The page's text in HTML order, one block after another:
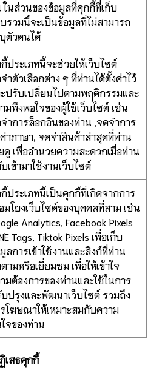
ในส่วนของข้อมูลที่คุกกี้ที่เก็บ
รวมนี้จะเป็นข้อมูลที่ไม่สามารถ
ตัวตนได้
ประเภทนี้จะช่วยให้เว็บไซต์
ำตัวเลือกต่าง ๆ ที่ท่านได้ตั้งค่าไว้
ปรับเปลี่ยนไปตามพฤติกรรมและ
มพึงพอใจของผู้ใช้เว็บไซต์ เช่น
ำการล็อกอินของท่าน ,จดจำการ
าภาษา, จดจำสินค้าล่าสุดที่ท่าน
ดู เพื่ออำนวยความสะดวกเมื่อท่าน
เข้ามาใช้งานเว็บไซต์
ประเภทนี้เป็นคุกกี้ที่เกิดจากการ
มโยงเว็บไซต์ของบุคคลที่สาม เช่น
Analytics, Facebook Pixels
Tags, Tiktok Pixels เพื่อเก็บ
ลการเข้าใช้งานและลิงก์ที่ท่าน
ามหรือเยี่ยมชม เพื่อให้เข้าใจ
มต้องการของท่านและใช้ในการ
ปรุงและพัฒนาเว็บไซต์ รวมถึง
โฆษณาให้เหมาะสมกับความ
จของท่าน
เสธคุกกี้